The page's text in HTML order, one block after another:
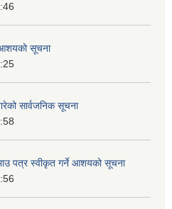
आशयको सूचना
सार्वजनिक सूचना
पत्र स्वीकृत गर्ने आशयको सूचना